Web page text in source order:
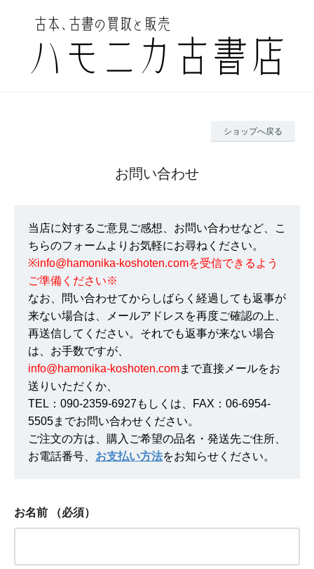
ショップへ戻る
お問い合わせ
当店に対するご意見ご感想、お問い合わせなど、こ
ちらのフォームよりお気軽にお尋ねください。
※info@hamonika-koshoten.comを受信できるよう
ご準備ください※
なお、問い合わせてからしばらく経過しても返事が
来ない場合は、メールアドレスを再度ご確認の上、
再送信してください。それでも返事が来ない場合
は、お手数ですが、
info@hamonika-koshoten.comまで直接メールをお
送りいただくか、
TEL：090-2359-6927もしくは、FAX：06-6954-
5505までお問い合わせください。
ご注文の方は、購入ご希望の品名・発送先ご住所、
お電話番号、 お支払い方法をお知らせください。
お名前 （必須）